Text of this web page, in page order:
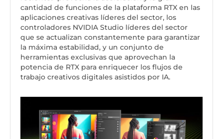
cantidad de funciones de la plataforma RTX en las
aplicaciones creativas líderes del sector, los
controladores NVIDIA Studio líderes del sector
que se actualizan constantemente para garantizar
la máxima estabilidad, y un conjunto de
herramientas exclusivas que aprovechan la
potencia de RTX para enriquecer los flujos de
trabajo creativos digitales asistidos por IA.